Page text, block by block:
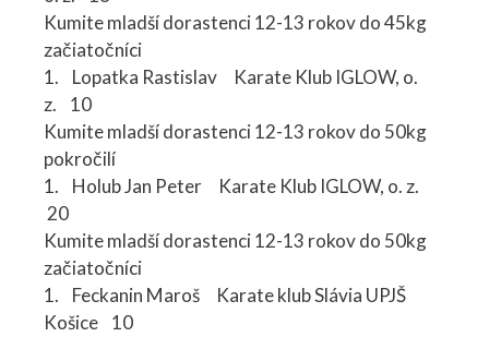
Kumite mladší dorastenci 12-13 rokov do 45kg
začiatočníci
1. Lopatka Rastislav Karate Klub IGLOW, o.
z. 10
Kumite mladší dorastenci 12-13 rokov do 50kg
pokročilí
1. Holub Jan Peter Karate Klub IGLOW, o. z.
20
Kumite mladší dorastenci 12-13 rokov do 50kg
začiatočníci
1. Feckanin Maroš Karate klub Slávia UPJŠ
Košice 10